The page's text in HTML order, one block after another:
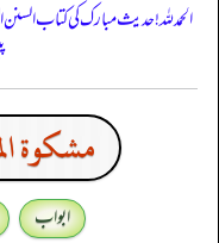
الحمدللہ! حدیث مبارک کی کتاب
مشكوة
ابواب